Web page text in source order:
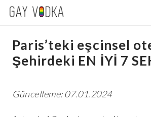
Paris’teki eşcinsel
Şehirdeki EN İYİ 7
Güncelleme: 07.01.2024